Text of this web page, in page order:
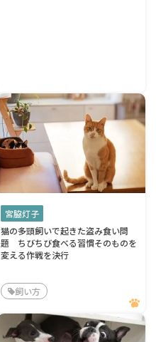
宮脇灯子
猫の多頭飼いで起きた盗み食い問
題 ちびちび食べる習慣そのものを
変える作戦を決行
飼い方